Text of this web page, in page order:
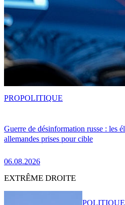
Guerre de désinformation russe : les
allemandes prises pour cible
06.08.2026
PROPOLITIQUE
EXTRÊME DROITE
POLITIQUE